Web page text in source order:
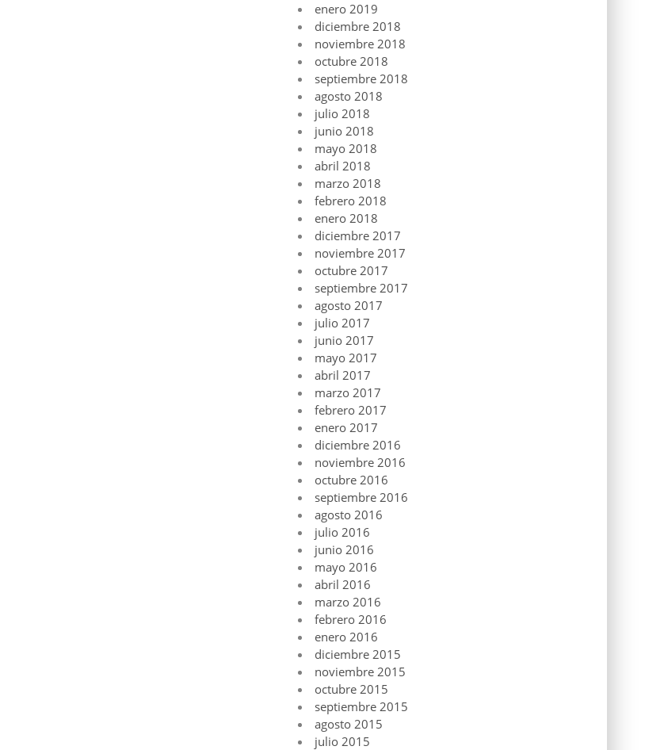
enero 2019
diciembre 2018
noviembre 2018
octubre 2018
septiembre 2018
agosto 2018
julio 2018
junio 2018
mayo 2018
abril 2018
marzo 2018
febrero 2018
enero 2018
diciembre 2017
noviembre 2017
octubre 2017
septiembre 2017
agosto 2017
julio 2017
junio 2017
mayo 2017
abril 2017
marzo 2017
febrero 2017
enero 2017
diciembre 2016
noviembre 2016
octubre 2016
septiembre 2016
agosto 2016
julio 2016
junio 2016
mayo 2016
abril 2016
marzo 2016
febrero 2016
enero 2016
diciembre 2015
noviembre 2015
octubre 2015
septiembre 2015
agosto 2015
julio 2015